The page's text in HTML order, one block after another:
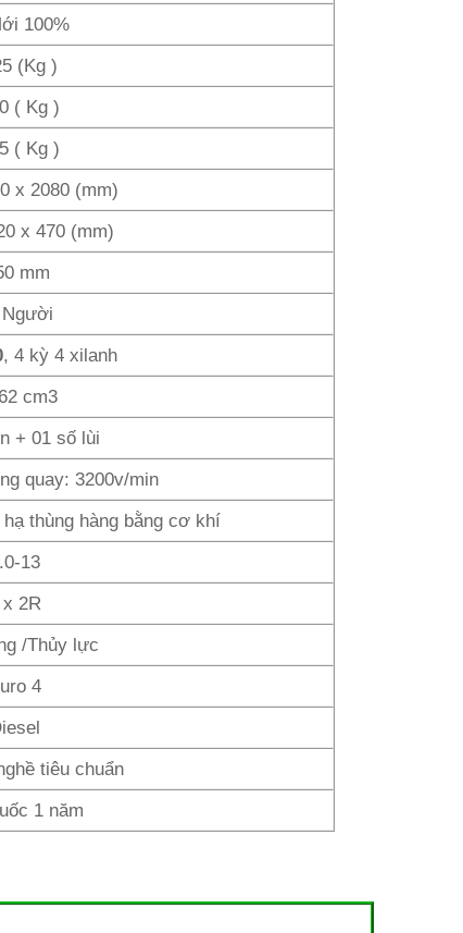
100%
(Kg )
( Kg )
( Kg )
x 2080 (mm)
x 470 (mm)
mm
, 4 kỳ 4 xilanh
cm3
+ 01 số lùi
quay: 3200v/min
thùng hàng bằng cơ khí
13
2R
/Thủy lực
4
tiêu chuẩn
1 năm